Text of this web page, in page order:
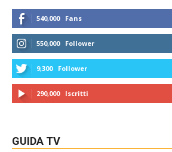
540,000 Fans
550,000 Follower
9,300 Follower
290,000 Iscritti
GUIDA TV